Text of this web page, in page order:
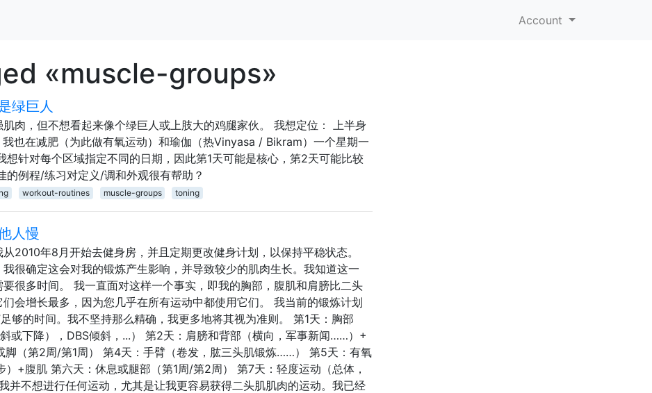
Account
«muscle-groups»
绿巨人
肉，但不想看起来像个绿巨人或上肢大的鸡腿家伙。 我想定位： 上半身
也在减肥（为此做有氧运动）和瑜伽（热Vinyasa / Bikram）一个星期一
想针对每个区域指定不同的日期，因此第1天可能是核心，第2天可能比较
的例程/练习对定义/调和外观很有帮助？
workout-routines muscle-groups toning
人慢
2010年8月开始去健身房，并且定期更改健身计划，以保持平稳状态。
很确定这会对我的锻炼产生影响，并导致较少的肌肉生长。我知道这一
很多时间。 我一直面对这样一个事实，即我的胸部，腹肌和肩膀比二头
会增长最多，因为您几乎在所有运动中都使用它们。 我当前的锻炼计划
够的时间。我不坚持那么精确，我更多地将其视为准则。 第1天：胸部
斜或下降），DBS倾斜，...） 第2天：肩膀和背部（横向，军事新闻……）+
脚（第2周/第1周） 第4天：手臂（卷发，肱三头肌锻炼……） 第5天：有氧
+腹肌 第六天：休息或腿部（第1周/第2周） 第7天：轻度运动（总体，
并不想进行任何运动，尤其是让我更容易获得二头肌肌肉的运动。我已经